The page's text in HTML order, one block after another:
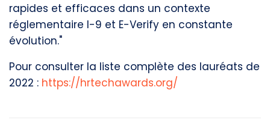
rapides et efficaces dans un contexte
réglementaire I-9 et E-Verify en constante
évolution."
Pour consulter la liste complète des lauréats de
2022 : https://hrtechawards.org/